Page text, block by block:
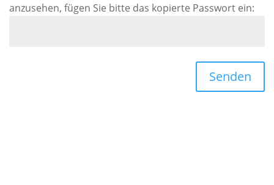
anzusehen, fügen Sie bitte das kopierte Passwort ein:
Senden